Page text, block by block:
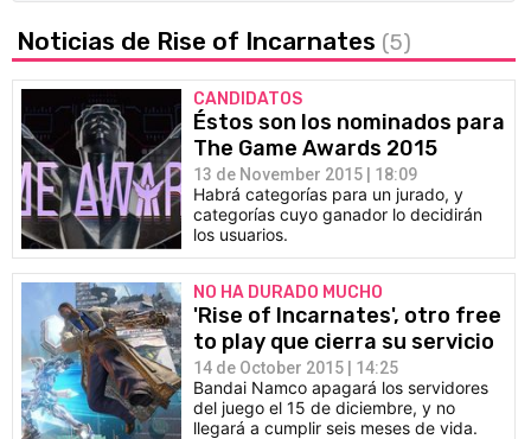
Noticias de Rise of Incarnates (5)
CANDIDATOS
Éstos son los nominados para
The Game Awards 2015
13 de November 2015 | 18:09
Habrá categorías para un jurado, y
categorías cuyo ganador lo decidirán
los usuarios.
NO HA DURADO MUCHO
'Rise of Incarnates', otro free
to play que cierra su servicio
14 de October 2015 | 14:25
Bandai Namco apagará los servidores
del juego el 15 de diciembre, y no
llegará a cumplir seis meses de vida.